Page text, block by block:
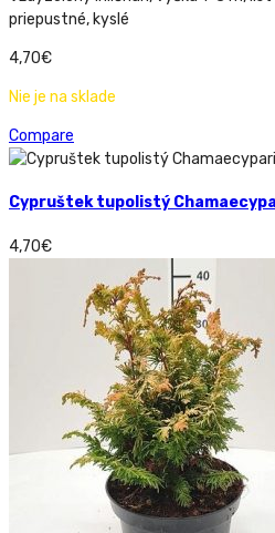
priepustné, kyslé
4,70€
Nie je na sklade
Compare
Cypruštek tupolistý
4,70€